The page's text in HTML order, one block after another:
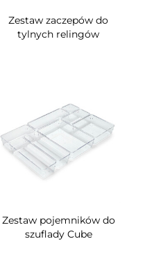
Zestaw zaczepów do
tylnych relingów
Zestaw pojemników do
szuflady Cube